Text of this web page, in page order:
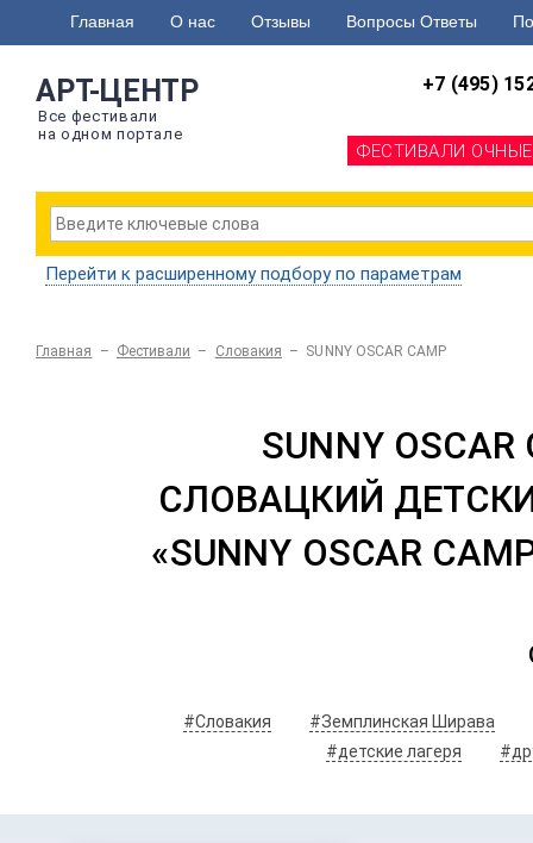
Главная О нас Отзывы Вопросы Ответы
АРТ-ЦЕНТР
Все фестивали
на одном портале
+7 (495)
ФЕСТИВАЛИ ОЧНЫЕ
Перейти к расширенному подбору по параметрам
Главная – Фестивали – Словакия – SUNNY OSCAR CAMP
SUNNY OSCAR
СЛОВАЦКИЙ
«SUNNY OSCAR
#Словакия
#Земплинская Ширава
#детские лагеря